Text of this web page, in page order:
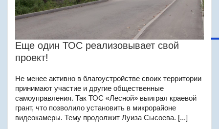
Еще один ТОС реализовывает свой
проект!
Не менее активно в благоустройстве своих территории
принимают участие и другие общественные
самоуправления. Так ТОС «Лесной» выиграл краевой
грант, что позволило установить в микрорайоне
видеокамеры. Тему продолжит Луиза Сысоева. [...]